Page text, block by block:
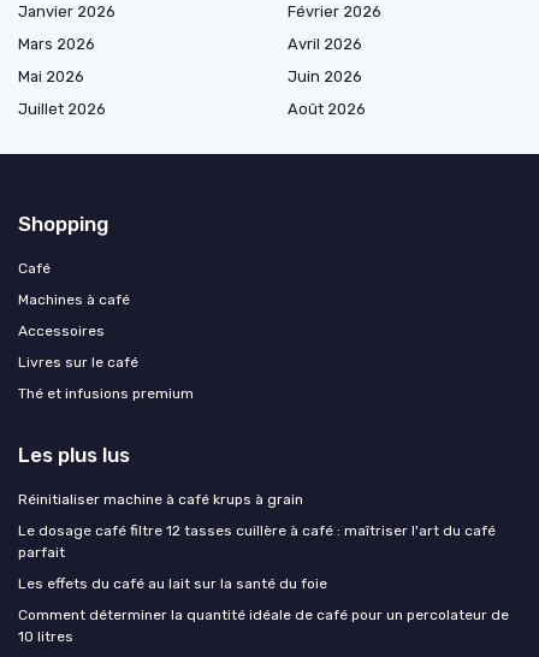
Janvier 2026
Février 2026
Mars 2026
Avril 2026
Mai 2026
Juin 2026
Juillet 2026
Août 2026
Shopping
Café
Machines à café
Accessoires
Livres sur le café
Thé et infusions premium
Les plus lus
Réinitialiser machine à café krups à grain
Le dosage café filtre 12 tasses cuillère à café : maîtriser l'art du café
parfait
Les effets du café au lait sur la santé du foie
Comment déterminer la quantité idéale de café pour un percolateur de
10 litres